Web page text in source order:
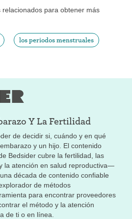
para obtener más
los periodos menstruales
Y La Fertilidad
de decidir si, cuándo y en qué
y un hijo. El contenido
Bedsider cubre la fertilidad, las
la atención en salud reproductiva—
década de contenido confiable
de métodos
para encontrar proveedores
el método y la atención
de ti o en línea.